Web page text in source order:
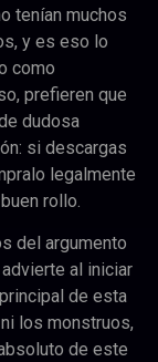
tenían muchos
y es eso lo
como
prefieren que
dudosa
si descargas
legalmente
rollo.
del argumento
al iniciar
de esta
los monstruos,
de este